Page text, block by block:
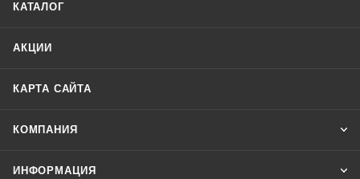
КАТАЛОГ
АКЦИИ
КАРТА САЙТА
КОМПАНИЯ
ИНФОРМАЦИЯ